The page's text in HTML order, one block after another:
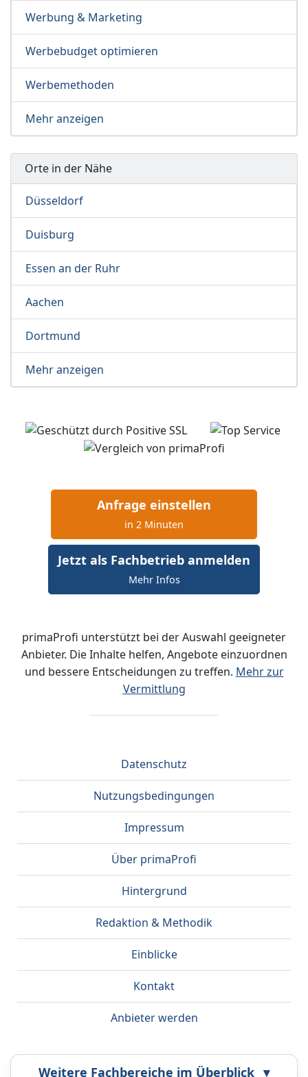
Werbung & Marketing
Werbebudget optimieren
Werbemethoden
Mehr anzeigen
Orte in der Nähe
Düsseldorf
Duisburg
Essen an der Ruhr
Aachen
Dortmund
Mehr anzeigen
Anfrage einstellen
in 2 Minuten
Jetzt als Fachbetrieb anmelden
Mehr Infos
primaProfi unterstützt bei der Auswahl geeigneter
Anbieter. Die Inhalte helfen, Angebote einzuordnen
und bessere Entscheidungen zu treffen. Mehr zur
Vermittlung
Datenschutz
Nutzungsbedingungen
Impressum
Über primaProfi
Hintergrund
Redaktion & Methodik
Einblicke
Kontakt
Anbieter werden
Weitere Fachbereiche im Überblick ▾